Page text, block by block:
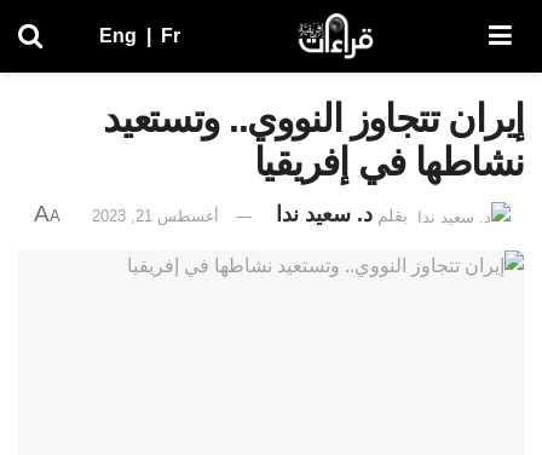
Eng Fr
إيران تتجاوز النووي.. وتستعيد
نشاطها في إفريقيا
بقلمد. سعيد ندا أغسطس 21, 2023 A
A